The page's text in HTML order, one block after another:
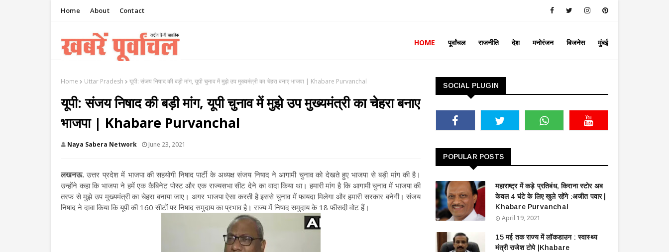
Home About Contact
HOME पूर्वांचल राजनीति देश मनोरंजन बिजनेस मुंबई
Home Uttar Pradesh यूपी: संजय निषाद की बड़ी मांग, यूपी चुनाव में मुझे उप मुख्यमंत्री का चेहरा बनाए भाजपा | Khabare Purvanchal
यूपी: संजय निषाद की बड़ी मांग, यूपी चुनाव में मुझे उप मुख्यमंत्री का चेहरा बनाए
भाजपा | Khabare Purvanchal
Naya Sabera Network June 23, 2021
लखनऊ.उत्तर प्रदेश में भाजपा की सहयोगी निषाद पार्टी के अध्यक्ष संजय निषाद ने आगामी चुनाव को देखते हुए भाजपा से बड़ी मांग की है।
उन्होंने कहा कि भाजपा ने हमें एक कैबिनेट पोस्ट और एक राज्यसभा सीट देने का वादा किया था। हमारी मांग है कि आगामी चुनाव में भाजपा की
तरफ से मुझे उप मुख्यमंत्री का चेहरा बनाया जाए। अगर भाजपा ऐसा करती है इससे चुनाव में फायदा मिलेगा और हमारी सरकार बनेगी। संजय
निषाद ने दावा किया कि यूपी की 160 सीटों पर निषाद समुदाय का प्रभाव है। राज्य में निषाद समुदाय के 18 फीसदी वोट हैं।
SOCIAL PLUGIN
POPULAR POSTS
महाराष्ट्र में कड़े प्रतिबंध, किराना स्टोर अब
केवल 4 घंटे के लिए खुले रहेंगे :अजीत पवार |
Khabare Purvanchal
April 19, 2021
15 मई तक राज्य में लॉकडाउन : स्वास्थ्य
मंत्री राजेश टोपे |Khabare